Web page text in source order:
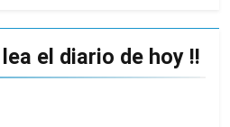
el diario de hoy !!